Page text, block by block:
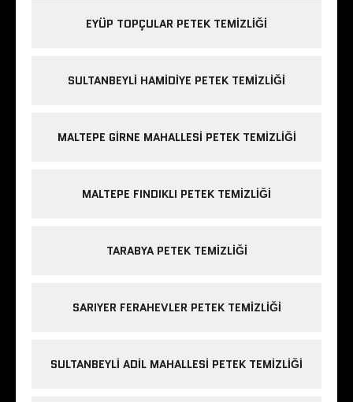
EYÜP TOPÇULAR PETEK TEMIZLIĞI
SULTANBEYLI HAMIDIYE PETEK TEMIZLIĞI
MALTEPE GIRNE MAHALLESI PETEK TEMIZLIĞI
MALTEPE FINDIKLI PETEK TEMIZLIĞI
TARABYA PETEK TEMIZLIĞI
SARIYER FERAHEVLER PETEK TEMIZLIĞI
SULTANBEYLI ADIL MAHALLESI PETEK TEMIZLIĞI